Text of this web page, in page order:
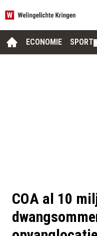
ECONOMIE SPORT
COA al 10